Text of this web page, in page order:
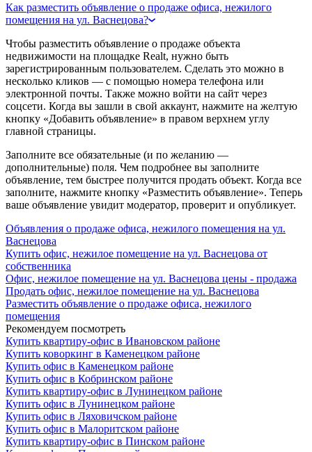
Как разместить объявление о продаже офиса, нежилого
помещения на ул. Васнецова?
Чтобы разместить объявление о продаже объекта
недвижимости на площадке Realt, нужно быть
зарегистрированным пользователем. Сделать это можно в
несколько кликов — с помощью номера телефона или
электронной почты. Также можно войти на сайт через
соцсети. Когда вы зашли в свой аккаунт, нажмите на желтую
кнопку «Добавить объявление» в правом верхнем углу
главной страницы.
Заполните все обязательные (и по желанию —
дополнительные) поля. Чем подробнее вы заполните
объявление, тем быстрее получится продать объект. Когда все
заполните, нажмите кнопку «Разместить объявление». Теперь
ваше объявление увидит модератор, проверит и опубликует.
Объявления о продаже офиса, нежилого помещения на ул.
Васнецова
Купить офис, нежилое помещение на ул. Васнецова от
собственника
Офис, нежилое помещение на ул. Васнецова цены - продажа
Продать офис, нежилое помещение на ул. Васнецова
Разместить объявление о продаже офиса, нежилого
помещения
Рекомендуем посмотреть
Купить квартиру-офис в Ивановском районе
Купить коворкинг в Каменецком районе
Купить офис в Каменецком районе
Купить офис в Кобринском районе
Купить квартиру-офис в Лунинецком районе
Купить офис в Лунинецком районе
Купить офис в Ляховичском районе
Купить офис в Малоритском районе
Купить квартиру-офис в Пинском районе